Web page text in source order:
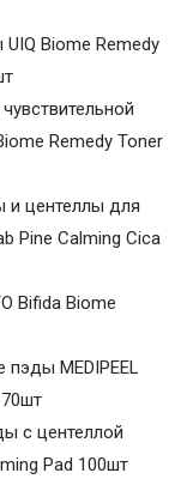
Biome Remedy
Remedy Toner
и центеллы для
Pine Calming Cica
Bifida Biome
MEDIPEEL
с центеллой
Pad 100шт